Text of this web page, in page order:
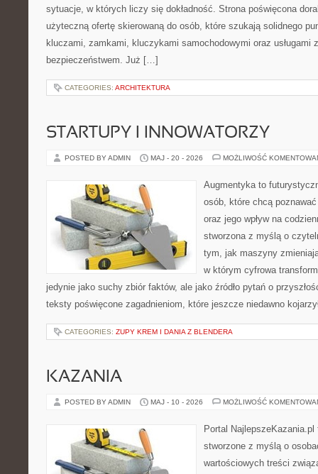
sytuacje, w których liczy się dokładność. Strona poświęcona
użyteczną ofertę skierowaną do osób, które szukają solidnego
kluczami, zamkami, kluczykami samochodowymi oraz usługami
bezpieczeństwem. Już […]
CATEGORIES: ARCHITEKTURA
STARTUPY I INNOWATORZY
POSTED BY ADMIN MAJ - 20 - 2026 MOŻLIWOŚĆ
Augmentyka to
osób, które chcą
oraz jego wpływ na
stworzona z myślą o
tym, jak maszyny
w którym cyfrowa
jedynie jako suchy zbiór faktów, ale jako źródło pytań o
teksty poświęcone zagadnieniom, które jeszcze niedawno
CATEGORIES: ZUPY KREM I DANIA Z BLENDERA
KAZANIA
POSTED BY ADMIN MAJ - 10 - 2026 MOŻLIWOŚĆ
Portal
stworzone z myślą o
wartościowych treści